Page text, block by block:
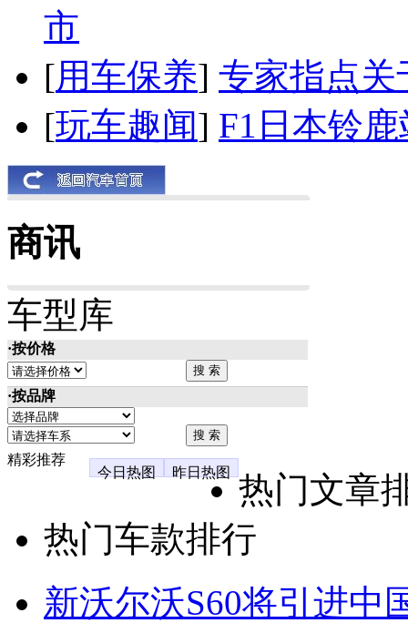
市
[用车保养] 专家指点关
[玩车趣闻] F1日本铃
商讯
车型库
·按价格
·按品牌
精彩推荐
今日热图
昨日热图
热门文章
热门车款排行
新沃尔沃S60将引进中